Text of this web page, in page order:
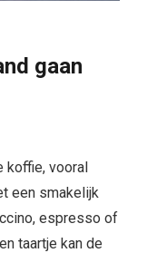
gaan
koffie, vooral
een smakelijk
espresso of
taartje kan de